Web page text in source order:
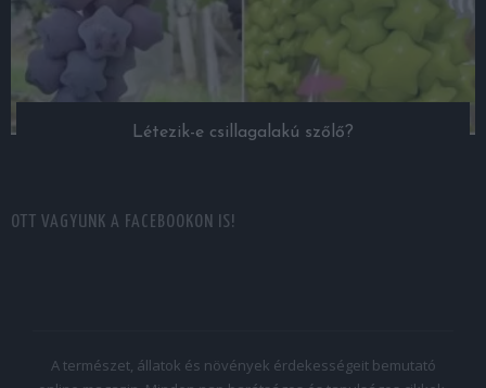
Létezik-e csillagalakú szőlő?
OTT VAGYUNK A FACEBOOKON IS!
A természet, állatok és növények érdekességeit bemutató